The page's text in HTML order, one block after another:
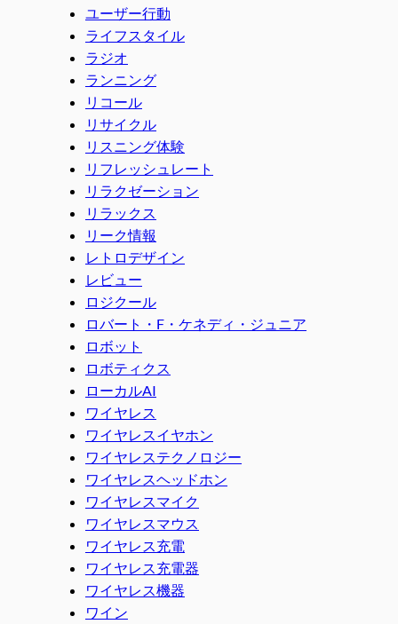
ユーザー行動
ライフスタイル
ラジオ
ランニング
リコール
リサイクル
リスニング体験
リフレッシュレート
リラクゼーション
リラックス
リーク情報
レトロデザイン
レビュー
ロジクール
ロバート・F・ケネディ・ジュニア
ロボット
ロボティクス
ローカルAI
ワイヤレス
ワイヤレスイヤホン
ワイヤレステクノロジー
ワイヤレスヘッドホン
ワイヤレスマイク
ワイヤレスマウス
ワイヤレス充電
ワイヤレス充電器
ワイヤレス機器
ワイン